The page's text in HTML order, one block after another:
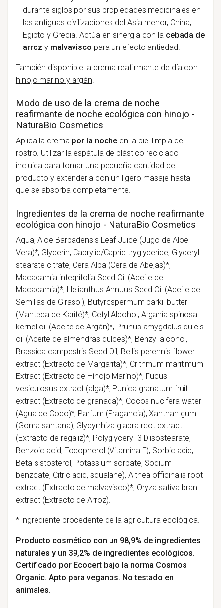
durante siglos por sus propiedades medicinales en
las antiguas civilizaciones del Asia menor, China,
Egipto y Grecia. Actúa en sinergia con la cebada de
arroz y malvavisco para un efecto antiedad.
También disponible la crema reafirmante de día con
hinojo marino y argán.
Modo de uso de la crema de noche
reafirmante de noche ecológica con hinojo -
NaturaBio Cosmetics
Aplica la crema por la noche en la piel limpia del
rostro. Utilizar la espátula de plástico reciclado
incluida para tomar una pequeña cantidad del
producto y extenderla con un ligero masaje hasta
que se absorba completamente.
Ingredientes de la crema de noche reafirmante
ecológica con hinojo - NaturaBio Cosmetics
Aqua, Aloe Barbadensis Leaf Juice (Jugo de Aloe
Vera)*, Glycerin, Caprylic/Capric tryglyceride, Glyceryl
stearate citrate, Cera Alba (Cera de Abejas)*,
Macadamia integrifolia Seed Oil (Aceite de
Macadamia)*, Helianthus Annuus Seed Oil (Aceite de
Semillas de Girasol), Butyrospermum parkii butter
(Manteca de Karité)*, Cetyl Alcohol, Argania spinosa
kernel oil (Aceite de Argán)*, Prunus amygdalus dulcis
oil (Aceite de almendras dulces)*, Benzyl alcohol,
Brassica campestris Seed Oil, Bellis perennis flower
extract (Extracto de Margarita)*, Crithmum maritimum
Extract (Extracto de Hinojo Marino)*, Fucus
vesiculosus extract (alga)*, Punica granatum fruit
extract (Extracto de granada)*, Cocos nucifera water
(Agua de Coco)*, Parfum (Fragancia), Xanthan gum
(Goma santana), Glycyrrhiza glabra root extract
(Extracto de regaliz)*, Polyglyceryl-3 Diisostearate,
Benzoic acid, Tocopherol (Vitamina E), Sorbic acid,
Beta-sistosterol, Potassium sorbate, Sodium
benzoate, Citric acid, squalane), Althea officinalis root
extract (Extracto de malvavisco)*, Oryza sativa bran
extract (Extracto de Arroz).
* ingrediente procedente de la agricultura ecológica.
Producto cosmético con un 98,9% de ingredientes
naturales y un 39,2% de ingredientes ecológicos.
Certificado por Ecocert bajo la norma Cosmos
Organic. Apto para veganos. No testado en
animales.